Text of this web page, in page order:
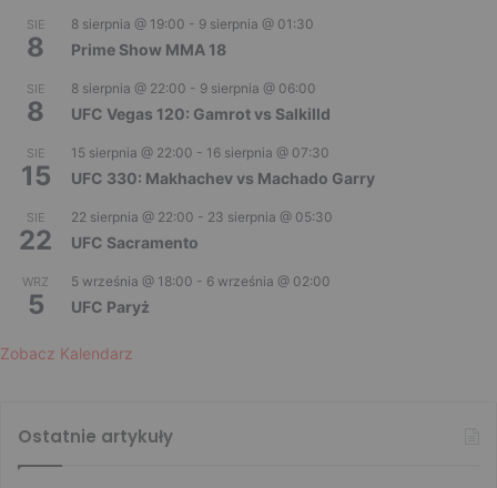
SIE
8
8 sierpnia @ 19:00 - 9 sierpnia @ 01:30
Prime Show MMA 18
SIE
8
8 sierpnia @ 22:00 - 9 sierpnia @ 06:00
UFC Vegas 120: Gamrot vs Salkilld
SIE
15
15 sierpnia @ 22:00 - 16 sierpnia @ 07:30
UFC 330: Makhachev vs Machado Garry
SIE
22
22 sierpnia @ 22:00 - 23 sierpnia @ 05:30
UFC Sacramento
WRZ
5
5 września @ 18:00 - 6 września @ 02:00
UFC Paryż
Zobacz Kalendarz
Ostatnie artykuły